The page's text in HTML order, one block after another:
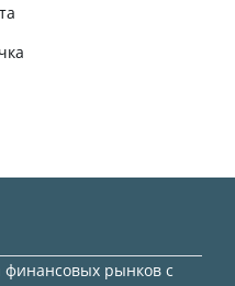
финансовых рынков с